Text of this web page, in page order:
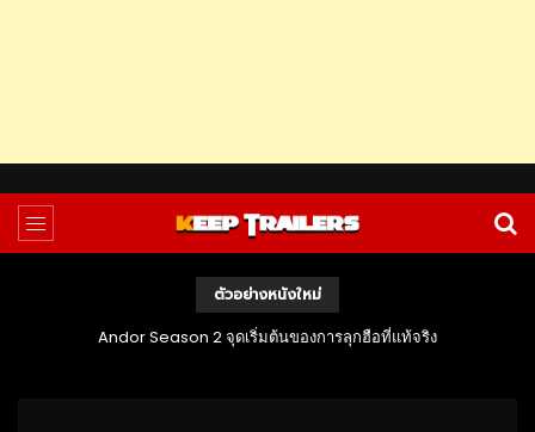
ตัวอย่างหนังใหม่
Andor Season 2 จุดเริ่มต้นของการลุกฮือที่แท้จริง